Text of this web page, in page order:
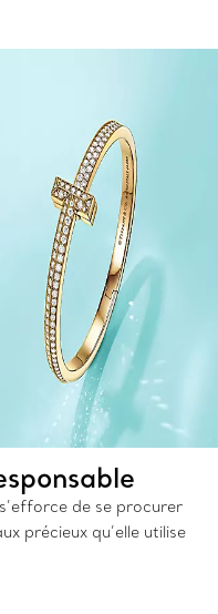
de se procurer
précieux qu’elle utilise